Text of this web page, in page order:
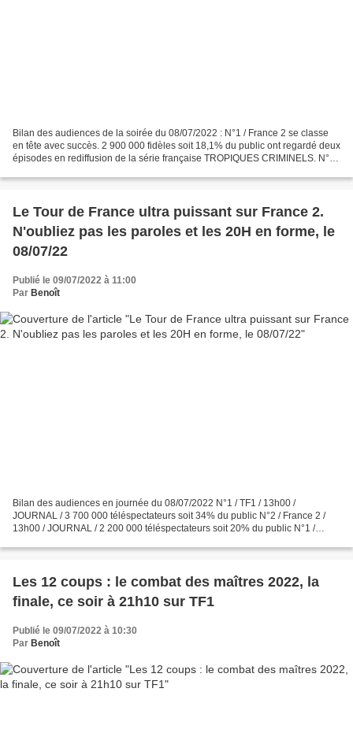
Bilan des audiences de la soirée du 08/07/2022 : N°1 / France 2 se classe
en tête avec succès. 2 900 000 fidèles soit 18,1% du public ont regardé deux
épisodes en rediffusion de la série française TROPIQUES CRIMINELS. N°2 /
Le Tour de France ultra puissant sur France 2.
N'oubliez pas les paroles et les 20H en forme, le
08/07/22
Publié le 09/07/2022 à 11:00
Par Benoît
Bilan des audiences en journée du 08/07/2022 N°1 / TF1 / 13h00 /
JOURNAL / 3 700 000 téléspectateurs soit 34% du public N°2 / France 2 /
13h00 / JOURNAL / 2 200 000 téléspectateurs soit 20% du public N°1 /
Les 12 coups : le combat des maîtres 2022, la
finale, ce soir à 21h10 sur TF1
Publié le 09/07/2022 à 10:30
Par Benoît